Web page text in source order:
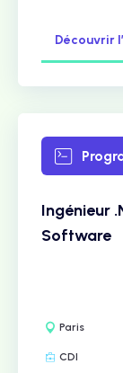
Découvrir
Ingénieur
Software
Paris
CDI